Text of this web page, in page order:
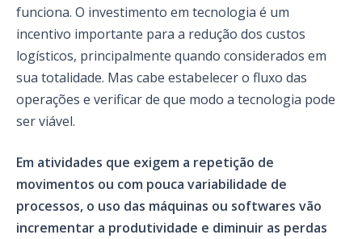
funciona. O investimento em tecnologia é um
incentivo importante para a redução dos custos
logísticos, principalmente quando considerados em
sua totalidade. Mas cabe estabelecer o fluxo das
operações e verificar de que modo a tecnologia pode
ser viável.
Em atividades que exigem a repetição de
movimentos ou com pouca variabilidade de
processos, o uso das máquinas ou softwares vão
incrementar a produtividade e diminuir as perdas